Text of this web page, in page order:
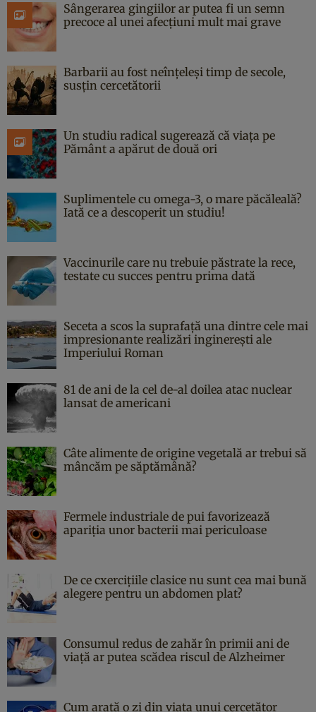
Sângerarea gingiilor ar putea fi un semn
precoce al unei afecțiuni mult mai grave
Barbarii au fost neînțeleși timp de secole,
susțin cercetătorii
Un studiu radical sugerează că viața pe
Pământ a apărut de două ori
Suplimentele cu omega-3, o mare păcăleală?
Iată ce a descoperit un studiu!
Vaccinurile care nu trebuie păstrate la rece,
testate cu succes pentru prima dată
Seceta a scos la suprafață una dintre cele mai
impresionante realizări inginerești ale
Imperiului Roman
81 de ani de la cel de-al doilea atac nuclear
lansat de americani
Câte alimente de origine vegetală ar trebui să
mâncăm pe săptămână?
Fermele industriale de pui favorizează
apariția unor bacterii mai periculoase
De ce cxercițiile clasice nu sunt cea mai bună
alegere pentru un abdomen plat?
Consumul redus de zahăr în primii ani de
viață ar putea scădea riscul de Alzheimer
Cum arată o zi din viața unui cercetător